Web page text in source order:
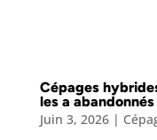
Cépages
les a
Juin 3, 2026|